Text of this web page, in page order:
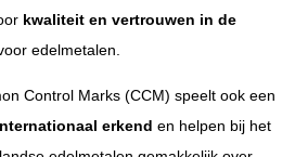
kwaliteit en vertrouwen in de
edelmetalen.
Control Marks (CCM) speelt ook een
erkend en helpen bij het